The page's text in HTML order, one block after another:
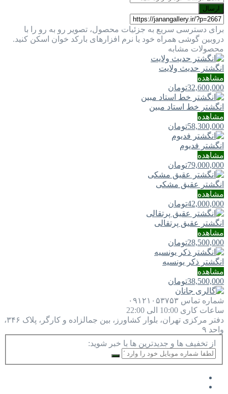
ارسال
برای دسترسی سریع به جزئیات محصول، تصویر رو به رو را با
دروبین گوشی همراه خود یا نرم افزارهای بارکد خوان اسکن کنید.
محصولات مشابه
انگشتر حدیث ولایت
مشاهده
32,600,000تومان
انگشتر خط استاد مبین
مشاهده
58,300,000تومان
انگشتر فدیوم
مشاهده
79,000,000تومان
انگشتر عقیق مشکی
مشاهده
42,000,000تومان
انگشتر عقیق پرتقالی
مشاهده
28,500,000تومان
انگشتر ذکر یونسیه
مشاهده
38,500,000تومان
شماره تماس ۰۹۱۲۱۰۵۳۷۵۳
ساعات کاری 10:00 الی 22:00
دفتر مرکزی
تهران، بلوار کشاورز، بین جمالزاده و کارگر، پلاک ۳۴۶،
واحد ۹
از تخفیف ها و جدیدترین ها با خبر شوید: